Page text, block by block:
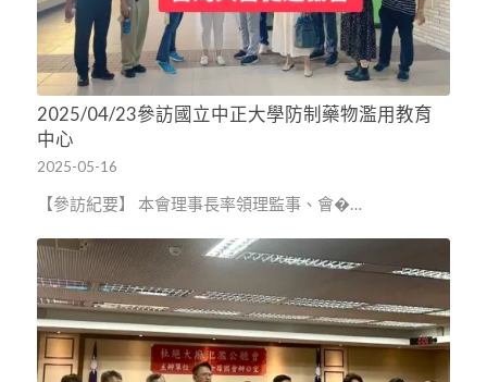
2025/04/23參訪國立中正大學防制藥物濫用教育
中心
2025-05-16
【參訪紀要】 本會理事長率領理監事、會�…